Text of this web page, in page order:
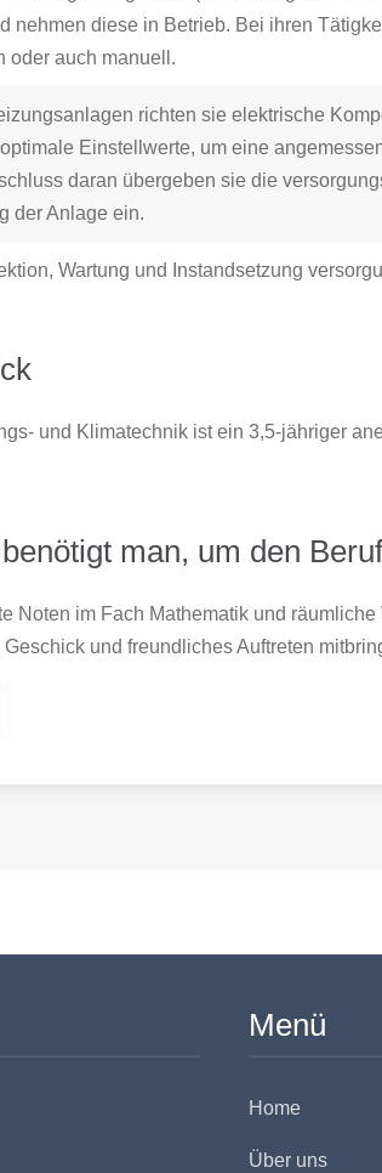
nehmen diese in Betrieb. Bei ihren
oder auch manuell.
richten sie elektrische
Einstellwerte, um eine
daran übergeben sie die
der Anlage ein.
Wartung und Instandsetzung
und Klimatechnik ist ein 3,5-jähriger
man, um den
Noten im Fach Mathematik und
und freundliches Auftreten
Menü
Home
Über uns